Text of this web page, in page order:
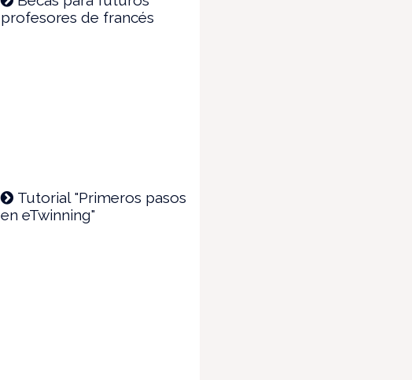
profesores de francés
Tutorial "Primeros pasos
en eTwinning"